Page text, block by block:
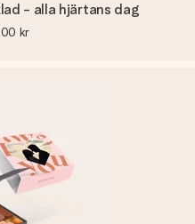
- alla hjärtans dag
kr